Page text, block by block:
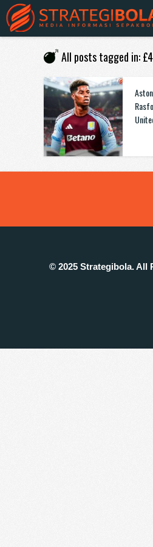
All posts tagged in:
© 2025 Strategibola. All